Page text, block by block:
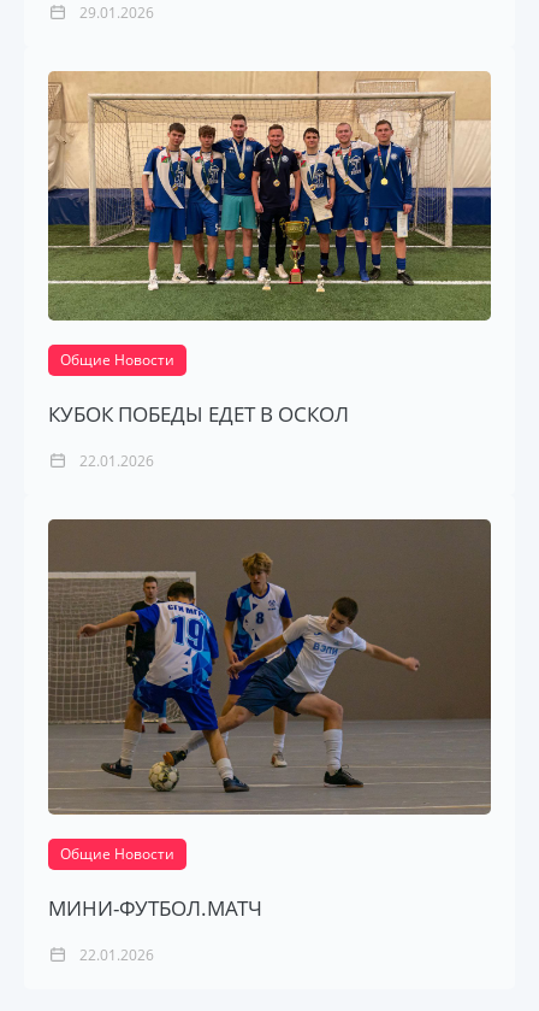
29.01.2026
Общие Новости
КУБОК ПОБЕДЫ ЕДЕТ В ОСКОЛ
22.01.2026
Общие Новости
МИНИ-ФУТБОЛ.МАТЧ
22.01.2026